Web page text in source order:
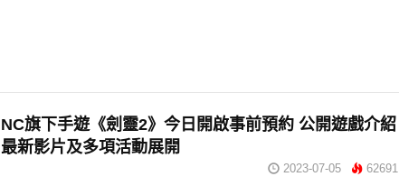
NC旗下手遊《劍靈2》今日開啟事前預約 公開遊戲介紹
最新影片及多項活動展開
2023-07-05 62691